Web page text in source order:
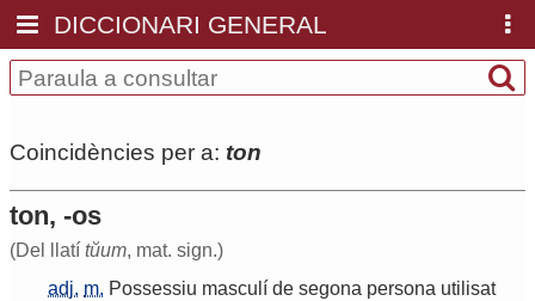
DICCIONARI GENERAL
Coincidències per a: ton
ton, -os
(Del llatí tŭum, mat. sign.)
adj. m. Possessiu masculí de segona persona utilisat